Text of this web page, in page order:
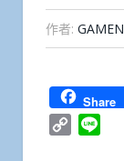
作者:
Share
Copy